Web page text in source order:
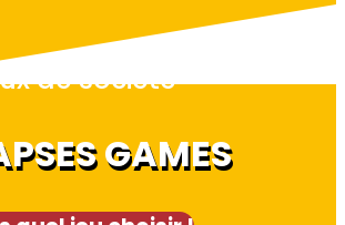
de société
GAMES